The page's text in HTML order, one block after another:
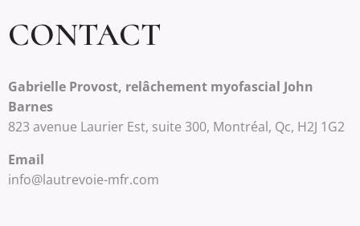
CONTACT
Gabrielle Provost, relâchement myofascial John
Barnes
823 avenue Laurier Est, suite 300, Montréal, Qc, H2J 1G2
Email
info@lautrevoie-mfr.com